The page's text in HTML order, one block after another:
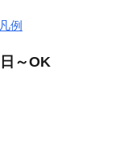
凡例
～OK